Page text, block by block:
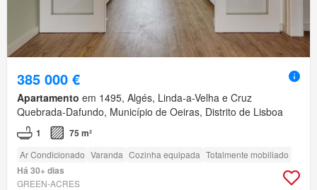
385 000 €
Apartamento em 1495, Algés, Linda-a-Velha e Cruz
Quebrada-Dafundo, Município de Oeiras, Distrito de Lisboa
1 75 m²
Ar Condicionado Varanda Cozinha equipada Totalmente mobiliado
Há 30+ dias
GREEN-ACRES